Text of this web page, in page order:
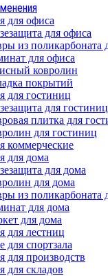
для офиса
для офиса
из поликарбоната
для офиса
ковролин
покрытий
для гостиниц
для гостиниц
плитка для
для гостиниц
коммерческие
для дома
для дома
для дома
из поликарбоната
для дома
для дома
для лестниц
для спортзала
для производств
для складов